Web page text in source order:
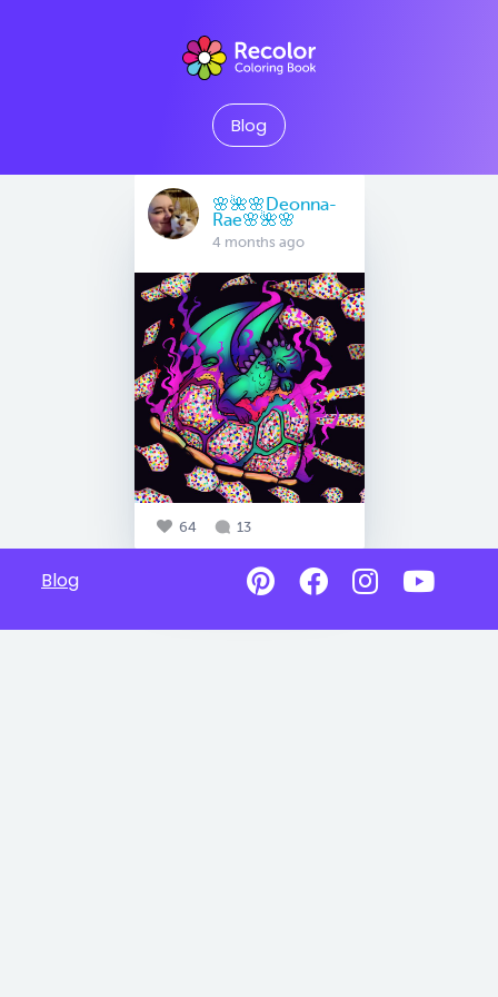
Blog
🌸🌺🌸Deonna-
Rae🌸🌺🌸
4 months ago
64 13
Blog